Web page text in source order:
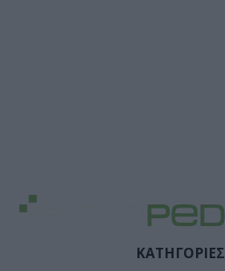
ΚΑΤΗΓΟΡΙΕΣ